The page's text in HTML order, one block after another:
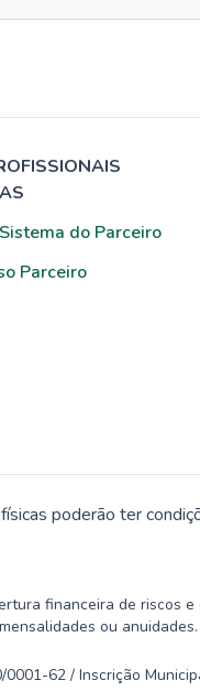
do Parceiro
Parceiro
poderão ter
financeira de riscos
ou anuidades.
0001-62 / Inscrição